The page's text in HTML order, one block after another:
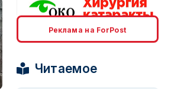
Балаклава
erid: 2SDnjcrDNw6
Реклама на ForPost
Читаемое